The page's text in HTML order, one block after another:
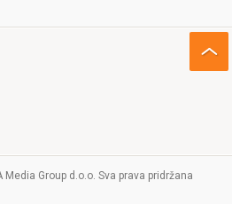
Group d.o.o. Sva prava pridržana